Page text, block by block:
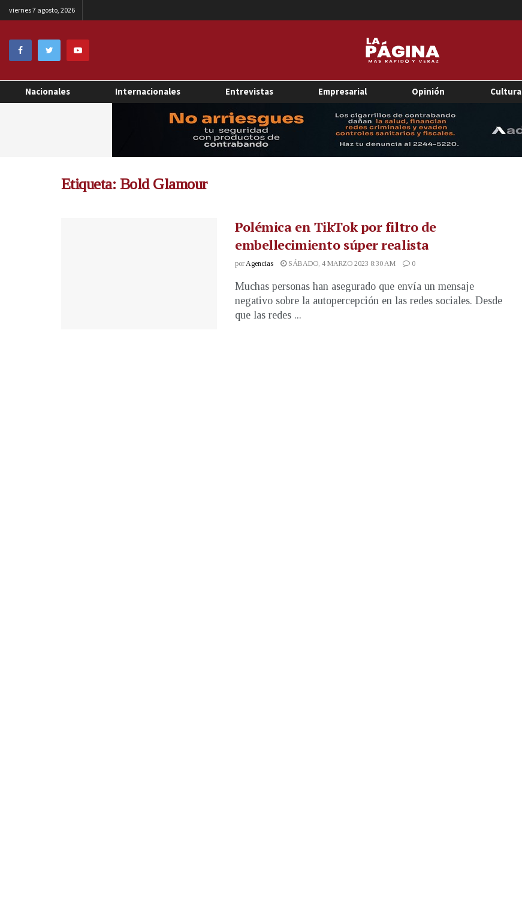
viernes 7 agosto, 2026
Nacionales Internacionales Entrevistas Empresarial Opinión Cultura
Etiqueta: Bold Glamour
Polémica en TikTok por filtro de
embellecimiento súper realista
porAgencias SÁBADO, 4 MARZO 2023 8:30 AM 0
Muchas personas han asegurado que envía un mensaje
negativo sobre la autopercepción en las redes sociales. Desde
que las redes ...